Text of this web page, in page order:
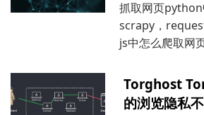
抓取网页
scrapy，
js中怎么爬取网
Torghost
的浏览隐私